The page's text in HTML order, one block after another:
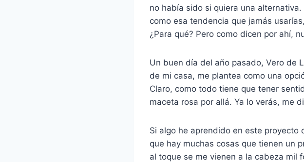
no había sido si quiera una
como esa tendencia que jamás
¿Para qué? Pero como dicen por ahí,
Un buen día del año pasado, Vero de
de mi casa, me plantea como una
Claro, como todo tiene que tener
maceta rosa por allá. Ya lo verás, me
Si algo he aprendido en este proyecto
que hay muchas cosas que tienen un
al toque se me vienen a la cabeza mil